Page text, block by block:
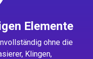
Elemente
ohne die
Klingen,